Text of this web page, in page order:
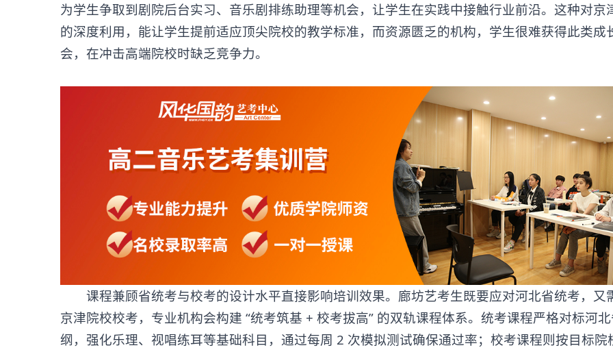
为学生争取到剧院后台实习、音乐剧排练助理等机会，让学生在实践中接触行业前沿。这种对京
的深度利用，能让学生提前适应顶尖院校的教学标准，而资源匮乏的机构，学生很难获得此类成
会，在冲击高端院校时缺乏竞争力。
课程兼顾省统考与校考的设计水平直接影响培训效果。廊坊艺考生既要应对河北省统考，又
京津院校校考，专业机构会构建 “统考筑基 + 校考拔高” 的双轨课程体系。统考课程严格对标河
纲，强化乐理、视唱练耳等基础科目，通过每周 2 次模拟测试确保通过率；校考课程则按目标院